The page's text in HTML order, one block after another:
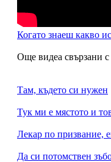
Когато знаеш какво
Още видеа свързани с
Там, където си нужен
Тук ми е мястото и
Лекар по призвание,
Да си потомствен